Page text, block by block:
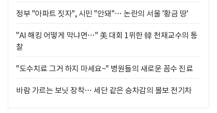
정부 "아파트 짓자", 시민 "안돼"… 논란의 서울 '황금 땅'
"AI 해킹 어떻게 막냐면…" 美 대회 1위한 韓 천재교수의 통
찰
"도수치료 그거 하지 마세요~" 병원들의 새로운 꼼수 진료
바람 가르는 보닛 장착… 세단 같은 승차감의 볼보 전기차